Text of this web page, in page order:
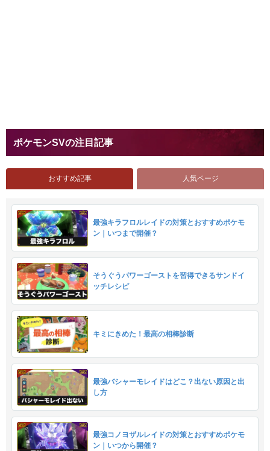
ポケモンSVの注目記事
おすすめ記事 人気ページ
最強キラフロルレイドの対策とおすすめポケモ
ン｜いつまで開催？
そうぐうパワーゴーストを習得できるサンドイ
ッチレシピ
キミにきめた！最高の相棒診断
最強バシャーモレイドはどこ？出ない原因と出
し方
最強コノヨザルレイドの対策とおすすめポケモ
ン｜いつから開催？